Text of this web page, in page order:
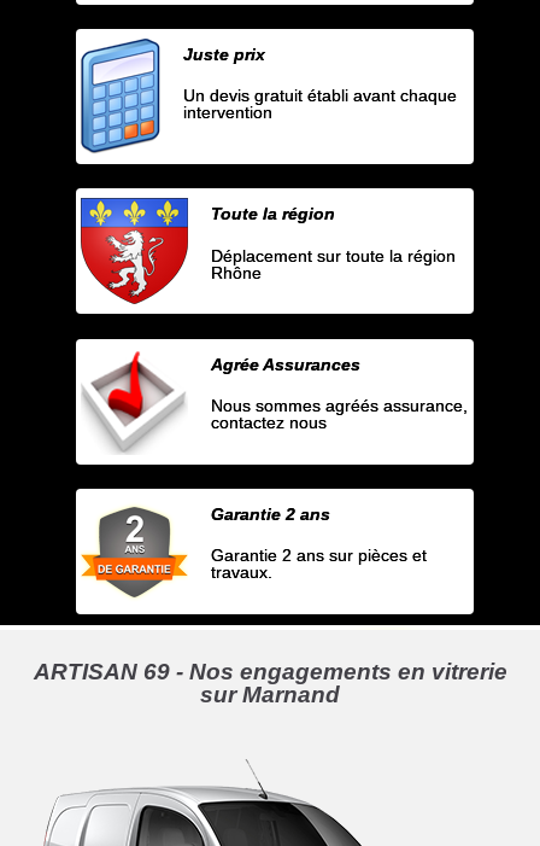
Juste prix
Un devis gratuit établi avant chaque
intervention
Toute la région
Déplacement sur toute la région
Rhône
Agrée Assurances
Nous sommes agréés assurance,
contactez nous
Garantie 2 ans
Garantie 2 ans sur pièces et
travaux.
ARTISAN 69 - Nos engagements en vitrerie
sur Marnand